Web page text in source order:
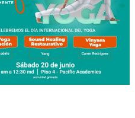
Pacific Talks – La
caja de herramientas
de mamá